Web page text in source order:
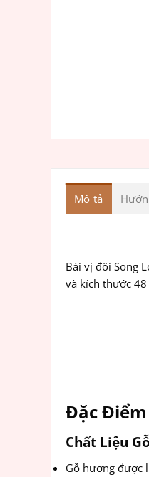
Mô tả
Bài vị đôi Song
và kích thước
Đặc Điểm
Chất Liệu
Gỗ hương được